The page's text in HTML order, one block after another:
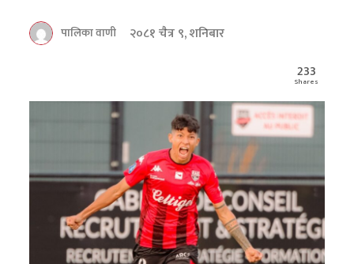
पालिका वाणी
२०८१ चैत्र ९, शनिबार
233
Shares